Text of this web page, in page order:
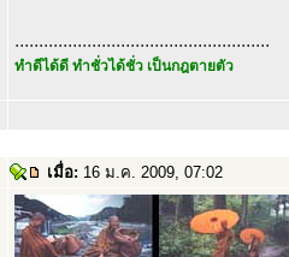
.....................................................
ทำดีได้ดี ทำชั่วได้ชั่ว เป็นกฎตายตัว
เมื่อ: 16 ม.ค. 2009, 07:02